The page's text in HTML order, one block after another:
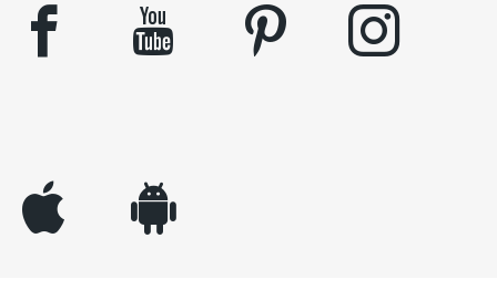
facebook youtube pinterest instagram
appleinc android